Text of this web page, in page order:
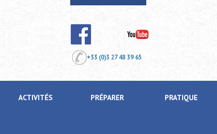
+33 (0)3 27 48 39 65
ACTIVITÉS PRÉPARER PRATIQUE